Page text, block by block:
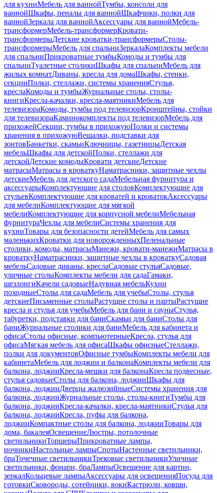
для кухниМебель для ваннойТумбы, консоли для
ваннойШкафы, пеналы для ваннойШкафчики, полки для
ваннойЗеркала для ваннойАксессуары для ваннойМебель-
трансформерМебель-трансформерКровати-
трансформерыДетские кроватки-трансформерыСтолы-
трансформерыМебель для спальниЗеркалаКомплекты мебели
для спальниПрикроватные тумбыКомоды и тумбы для
спальниТуалетные столикиШкафы для спальниМебель для
жилых комнатДиваны, кресла для домаШкафы, стенки,
секцииПолки, стеллажи, системы храненияСтулья,
креслаКомоды и тумбыЖурнальные столы, столы-
книгиКресла-качалки, кресла-маятникиМебель для
телевизораКомоды, тумбы под телевизорКронштейны, стойки
для телевизораКаминокомплекты под телевизорМебель для
прихожейСекции, тумбы в прихожуюПолки и системы
хранения в прихожуюВешалки, подставки для
зонтовБанкетки, скамьиКлючницы, газетницыДетская
мебельШкафы для детскойПолки, стеллажи для
детскойДетские комодыКровати детскиеДетские
матрасыМатрасы в кроваткуНаматрасники, защитные чехлы
детскиеМебель для детского садаМебельная фурнитура и
аксессуарыКомплектующие для столовКомплектующие для
стульевКомплектующие для кроватей и кроватокАксессуары
для мебелиКомплектующие для мягкой
мебелиКомплектующие для корпусной мебелиМебельная
фурнитураЧехлы для мебелиСистемы хранения для
кухниТовары для безопасности детейМебель для самых
маленькихКроватки для новорожденныхПеленальные
столики, комоды, матрасыМанежи, кровати-манежиМатрасы в
кроваткуНаматрасники, защитные чехлы в кроваткуСадовая
мебельСадовые диваны, креслаСадовые стульяСадовые,
уличные столыКомплекты мебели для садаГамаки,
шезлонгиКачели садовыеНадувная мебельКухни
походныеСтолы для садаМебель для учебыСтолы, стулья
детскиеПисьменные столыРастущие столы и партыРастущие
кресла и стулья для учебыМебель для бани и сауныСтулья,
табуретки, подставки для баниСкамьи для баниСтолы для
баниЖурнальные столики для баниМебель для кабинета и
офисаСтолы офисные, компьютерныеКресла, стулья для
офисаМягкая мебель для офисаШкафы офисныеСтеллажи,
полки для документовОфисные тумбыКомплекты мебели для
кабинетаМебель для лоджии и балконаКомплекты мебели для
балкона, лоджииКресла-мешки для балконаКресла подвесные,
стулья садовыеСтолы для балкона, лоджииШкафы для
балкона, лоджииДверцы жалюзийныеСистемы хранения для
балкона, лоджииЖурнальные столы, столы-книгиТумбы для
балкона, лоджииКресла-качалки, кресла-маятникиСтулья для
балкона, лоджииКресла, пуфы для балкона,
лоджииКомпактные столы для балкона, лоджииТовары для
дома, бакалеяОсвещениеЛюстры, потолочные
светильникиТоршерыПрикроватные лампы,
ночникиНастольные лампыСпотыНастенные светильники,
браТочечные светильникиТрековые светильникиУличные
светильники, фонари, браЛампыОсвещение для картин,
зеркалКольцевые лампыАксессуары для освещенияПосуда для
готовкиСковороды, сотейники, вокиКастрюли, ковши,